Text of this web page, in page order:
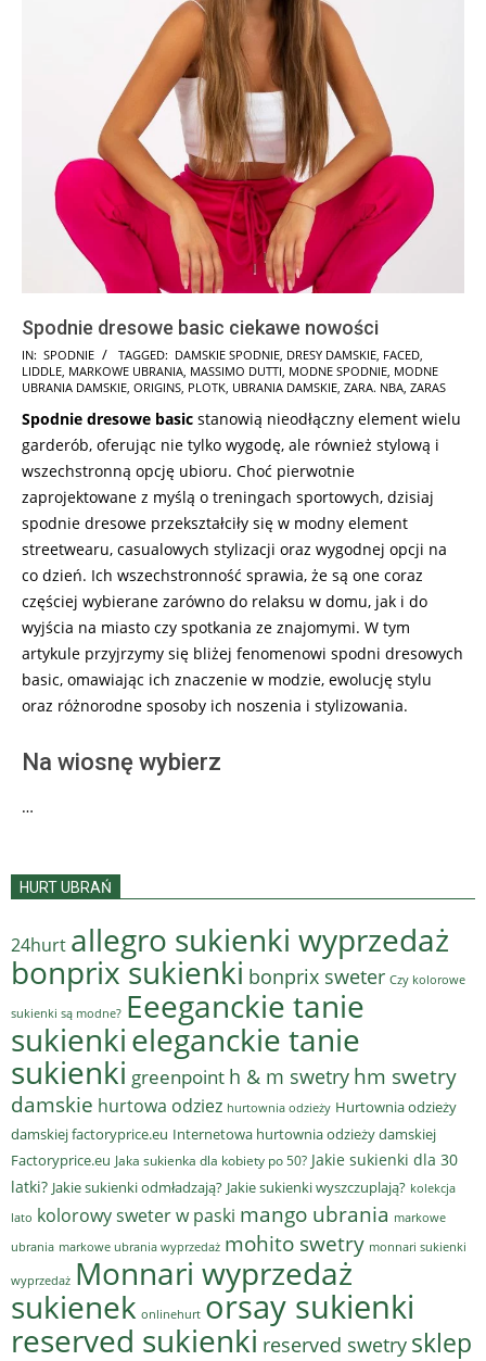
Spodnie dresowe basic ciekawe nowości
2024-
12-
IN: SPODNIE TAGGED: DAMSKIE SPODNIE DRESY DAMSKIE FACED
LIDDLE MARKOWE UBRANIA MASSIMO DUTTI MODNE SPODNIE MODNE
UBRANIA DAMSKIE ORIGINS PLOTK UBRANIA DAMSKIE ZARA. NBA ZARAS
Spodnie dresowe basic stanowią nieodłączny element wielu
garderób, oferując nie tylko wygodę, ale również stylową i
wszechstronną opcję ubioru. Choć pierwotnie
zaprojektowane z myślą o treningach sportowych, dzisiaj
spodnie dresowe przekształciły się w modny element
streetwearu, casualowych stylizacji oraz wygodnej opcji na
co dzień. Ich wszechstronność sprawia, że są one coraz
częściej wybierane zarówno do relaksu w domu, jak i do
wyjścia na miasto czy spotkania ze znajomymi. W tym
artykule przyjrzymy się bliżej fenomenowi spodni dresowych
basic, omawiając ich znaczenie w modzie, ewolucję stylu
oraz różnorodne sposoby ich noszenia i stylizowania.
Na wiosnę wybierz
…
HURT UBRAŃ
24hurt allegro sukienki wyprzedaż
bonprix sukienki bonprix sweter Czy kolorowe
sukienki są modne? Eeeganckie tanie
sukienkieleganckie tanie
sukienki greenpoint h & m swetry hm swetry
damskie hurtowa odziez hurtownia odzieży Hurtownia odzieży
damskiej factoryprice.eu Internetowa hurtownia odzieży damskiej
Factoryprice.eu Jaka sukienka dla kobiety po 50? Jakie sukienki dla 30
latki? Jakie sukienki odmładzają? Jakie sukienki wyszczuplają? kolekcja
lato kolorowy sweter w paski mango ubrania markowe
ubrania markowe ubrania wyprzedaż mohito swetry monnari sukienki
wyprzedaż Monnari wyprzedaż
sukienek onlinehurt orsay sukienki
reserved sukienki reserved swetry sklep